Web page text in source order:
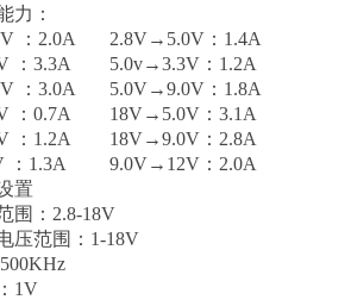
力：
：2.0A 2.8V→5.0V：1.4A
：3.3A 5.0v→3.3V：1.2A
：3.0A 5.0V→9.0V：1.8A
：0.7A 18V→5.0V：3.1A
：1.2A 18V→9.0V：2.8A
：1.3A 9.0V→12V：2.0A
置
围：2.8-18V
压范围：1-18V
1V